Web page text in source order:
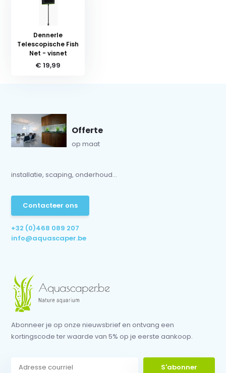
Dennerle
Telescopische Fish
Net - visnet
€ 19,99
Offerte
op maat
installatie, scaping, onderhoud...
Contacteer ons
+32 (0)468 089 207
info@aquascaper.be
Abonneer je op onze nieuwsbrief en ontvang een
kortingscode ter waarde van 5% op je eerste aankoop.
S'abonner